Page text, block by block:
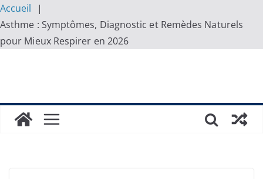
Accueil
Asthme : Symptômes, Diagnostic et Remèdes Naturels
pour Mieux Respirer en 2026